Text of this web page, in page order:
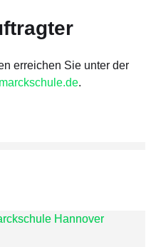
erreichen Sie unter der
.
Hannover